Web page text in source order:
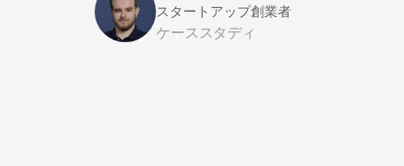
スタートアップ創業者
ケーススタディ